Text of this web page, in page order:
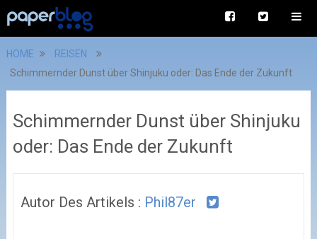
HOME
REISEN
Schimmernder Dunst über Shinjuku oder: Das Ende der Zukunft
Schimmernder Dunst über Shinjuku
oder: Das Ende der Zukunft
Autor Des Artikels : Phil87er